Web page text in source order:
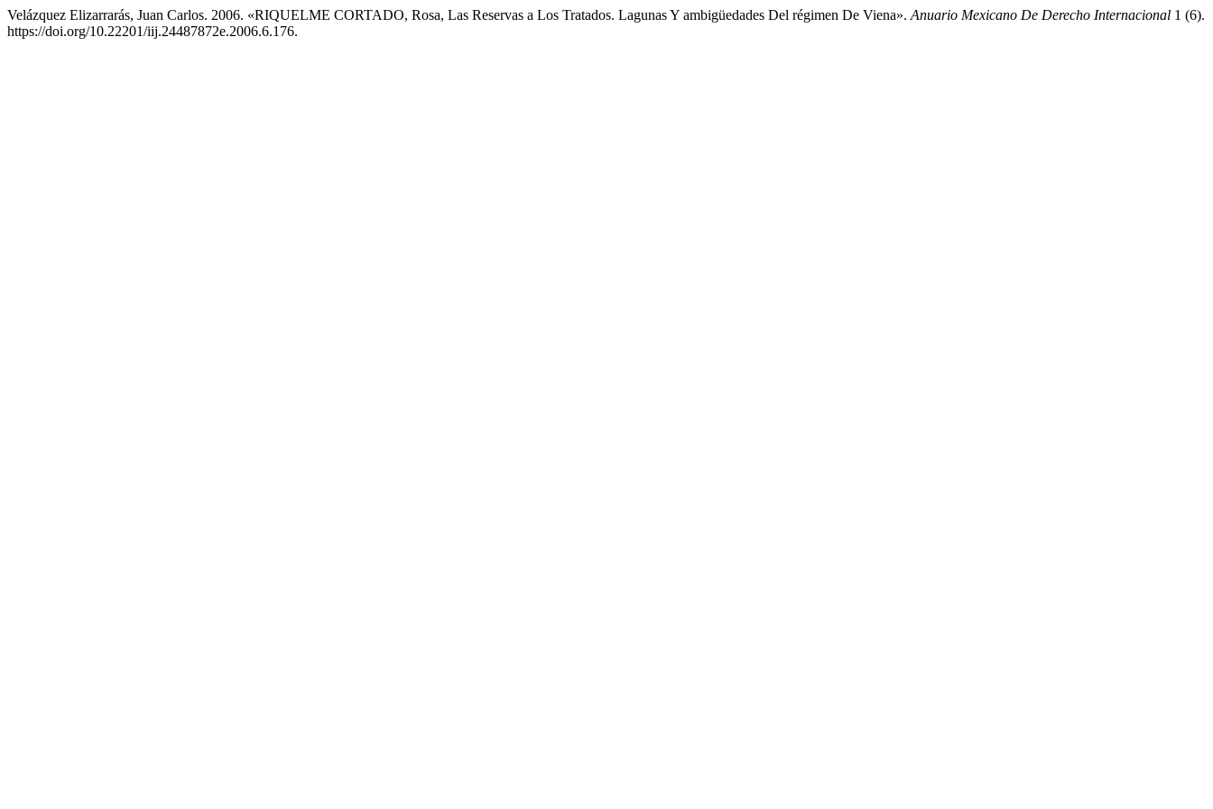
Velázquez Elizarrarás, Juan Carlos. 2006. «RIQUELME CORTADO, Rosa, Las Reservas a Los Tratados. Lagunas Y ambigüedades Del régimen De Viena». Anuario Mexicano De Derecho Internacional 1 (6).
https://doi.org/10.22201/iij.24487872e.2006.6.176.